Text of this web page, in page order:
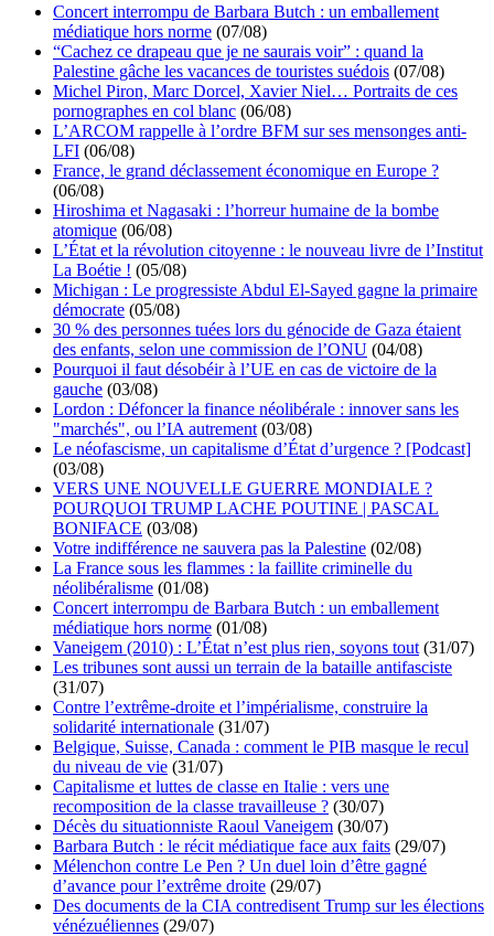
Concert interrompu de Barbara Butch : un emballement
médiatique hors norme (07/08)
“Cachez ce drapeau que je ne saurais voir” : quand la
Palestine gâche les vacances de touristes suédois (07/08)
Michel Piron, Marc Dorcel, Xavier Niel… Portraits de ces
pornographes en col blanc (06/08)
L’ARCOM rappelle à l’ordre BFM sur ses mensonges anti-
LFI (06/08)
France, le grand déclassement économique en Europe ?
(06/08)
Hiroshima et Nagasaki : l’horreur humaine de la bombe
atomique (06/08)
L’État et la révolution citoyenne : le nouveau livre de l’Institut
La Boétie ! (05/08)
Michigan : Le progressiste Abdul El-Sayed gagne la primaire
démocrate (05/08)
30 % des personnes tuées lors du génocide de Gaza étaient
des enfants, selon une commission de l’ONU (04/08)
Pourquoi il faut désobéir à l’UE en cas de victoire de la
gauche (03/08)
Lordon : Défoncer la finance néolibérale : innover sans les
"marchés", ou l’IA autrement (03/08)
Le néofascisme, un capitalisme d’État d’urgence ? [Podcast]
(03/08)
VERS UNE NOUVELLE GUERRE MONDIALE ?
POURQUOI TRUMP LACHE POUTINE | PASCAL
BONIFACE (03/08)
Votre indifférence ne sauvera pas la Palestine (02/08)
La France sous les flammes : la faillite criminelle du
néolibéralisme (01/08)
Concert interrompu de Barbara Butch : un emballement
médiatique hors norme (01/08)
Vaneigem (2010) : L’État n’est plus rien, soyons tout (31/07)
Les tribunes sont aussi un terrain de la bataille antifasciste
(31/07)
Contre l’extrême-droite et l’impérialisme, construire la
solidarité internationale (31/07)
Belgique, Suisse, Canada : comment le PIB masque le recul
du niveau de vie (31/07)
Capitalisme et luttes de classe en Italie : vers une
recomposition de la classe travailleuse ? (30/07)
Décès du situationniste Raoul Vaneigem (30/07)
Barbara Butch : le récit médiatique face aux faits (29/07)
Mélenchon contre Le Pen ? Un duel loin d’être gagné
d’avance pour l’extrême droite (29/07)
Des documents de la CIA contredisent Trump sur les élections
vénézuéliennes (29/07)